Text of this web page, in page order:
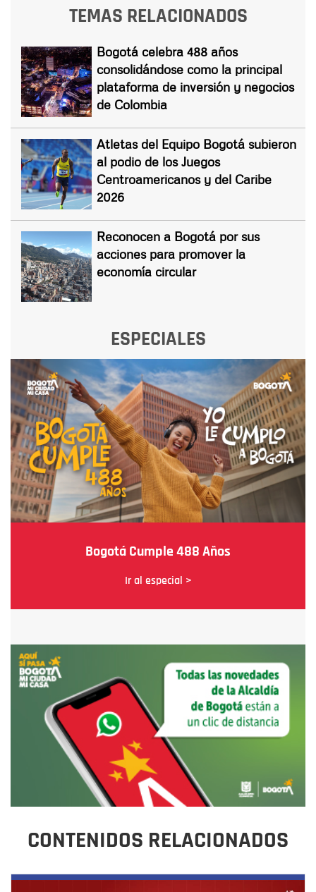
TEMAS RELACIONADOS
Bogotá celebra 488 años
consolidándose como la principal
plataforma de inversión y negocios
de Colombia
Atletas del Equipo Bogotá subieron
al podio de los Juegos
Centroamericanos y del Caribe
2026
Reconocen a Bogotá por sus
acciones para promover la
economía circular
ESPECIALES
Bogotá Cumple 488 Años
Ir al especial >
CONTENIDOS RELACIONADOS